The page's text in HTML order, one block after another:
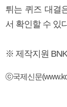
튀는 퀴즈 대결
서 확인할 수 있
※ 제작지원
ⓒ국제신문